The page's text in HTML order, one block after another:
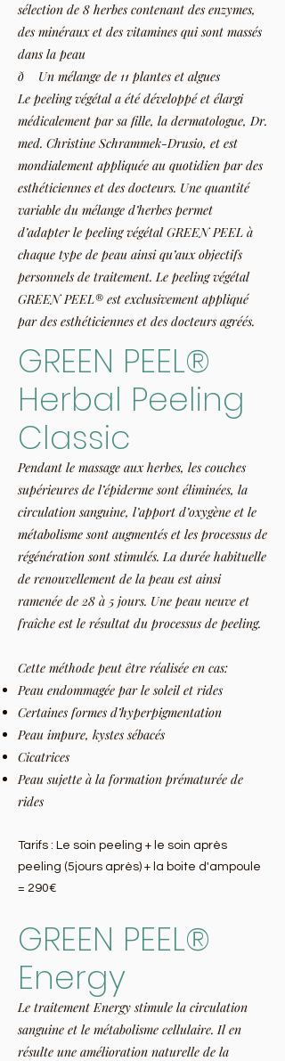
sélection de 8 herbes contenant des enzymes,
des minéraux et des vitamines qui sont massés
dans la peau
ð Un mélange de 11 plantes et algues
Le peeling végétal a été développé et élargi
médicalement par sa fille, la dermatologue, Dr.
med. Christine Schrammek-Drusio, et est
mondialement appliquée au quotidien par des
esthéticiennes et des docteurs. Une quantité
variable du mélange d’herbes permet
d’adapter le peeling végétal GREEN PEEL à
chaque type de peau ainsi qu’aux objectifs
personnels de traitement. Le peeling végétal
GREEN PEEL® est exclusivement appliqué
par des esthéticiennes et des docteurs agréés.
GREEN PEEL®
Herbal Peeling
Classic
Pendant le massage aux herbes, les couches
supérieures de l’épiderme sont éliminées, la
circulation sanguine, l’apport d’oxygène et le
métabolisme sont augmentés et les processus de
régénération sont stimulés. La durée habituelle
de renouvellement de la peau est ainsi
ramenée de 28 à 5 jours. Une peau neuve et
fraîche est le résultat du processus de peeling.
Cette méthode peut être réalisée en cas:
Peau endommagée par le soleil et rides
Certaines formes d’hyperpigmentation
Peau impure, kystes sébacés
Cicatrices
Peau sujette à la formation prématurée de
rides
Tarifs : Le soin peeling + le soin après
peeling (5jours après) + la boite d'ampoule
= 290€
GREEN PEEL®
Energy
Le traitement Energy stimule la circulation
sanguine et le métabolisme cellulaire. Il en
résulte une amélioration naturelle de la